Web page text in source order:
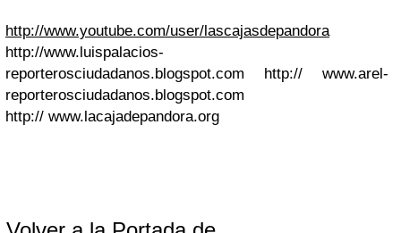
http://www.youtube.com/user/lascajasdepandora
http://www.luispalacios-
reporterosciudadanos.blogspot.com http:// www.arel-
reporterosciudadanos.blogspot.com
http:// www.lacajadepandora.org